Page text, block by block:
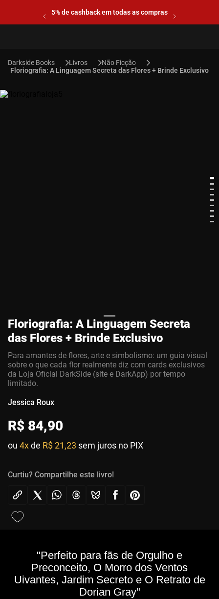
5% de cashback em todas as compras
Livros
Não Ficção
Floriografia: A Linguagem Secreta das Flores + Brinde Exclusivo
Floriografia: A Linguagem Secreta
das Flores + Brinde Exclusivo
Para amantes de flores, arte e simbolismo: um guia visual
sobre o que cada flor realmente diz com cards exclusivos
da Loja Oficial DarkSide (site e DarkApp) por tempo
limitado.
Jessica Roux
R$ 84,90
ou 4xde R$ 21,23 sem juros no PIX
Curtiu? Compartilhe este livro!
"Perfeito para fãs de Orgulho e
Preconceito, O Morro dos Ventos
Uivantes, Jardim Secreto e O Retrato de
Dorian Gray"